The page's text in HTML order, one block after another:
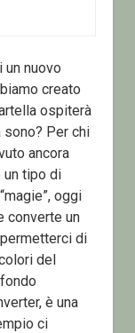
un nuovo
creato
ospiterà
Per chi
ancora
un tipo di
oggi
converte un
di
del
è una
ci